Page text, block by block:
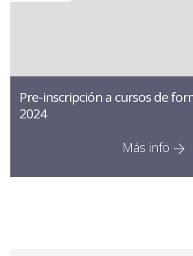
Pre-inscripción a cursos de
2024
Más info